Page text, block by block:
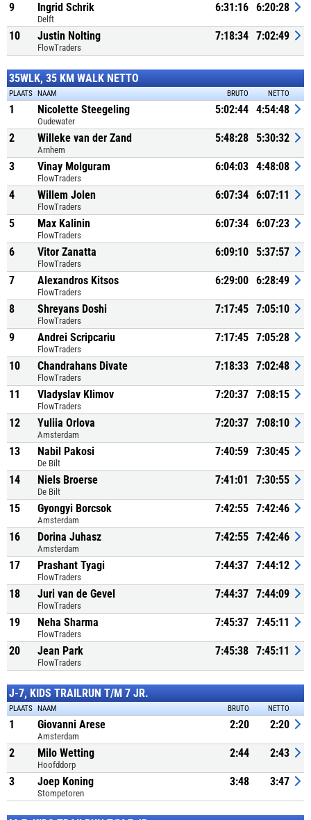
9 Ingrid Schrik
Delft
6:31:16 6:20:28
10 Justin Nolting
FlowTraders
7:18:34 7:02:49
35WLK, 35 KM WALK NETTO
PLAATS NAAM BRUTO NETTO
1 Nicolette Steegeling
Oudewater
5:02:44 4:54:48
2 Willeke van der Zand
Arnhem
5:48:28 5:30:32
3 Vinay Molguram
FlowTraders
6:04:03 4:48:08
4 Willem Jolen
FlowTraders
6:07:34 6:07:11
5 Max Kalinin
FlowTraders
6:07:34 6:07:23
6 Vitor Zanatta
FlowTraders
6:09:10 5:37:57
7 Alexandros Kitsos
FlowTraders
6:29:00 6:28:49
8 Shreyans Doshi
FlowTraders
7:17:45 7:05:10
9 Andrei Scripcariu
FlowTraders
7:17:45 7:05:28
10 Chandrahans Divate
FlowTraders
7:18:33 7:02:48
11 Vladyslav Klimov
FlowTraders
7:20:37 7:08:15
12 Yuliia Orlova
Amsterdam
7:20:37 7:08:10
13 Nabil Pakosi
De Bilt
7:40:59 7:30:45
14 Niels Broerse
De Bilt
7:41:01 7:30:55
15 Gyongyi Borcsok
Amsterdam
7:42:55 7:42:46
16 Dorina Juhasz
Amsterdam
7:42:55 7:42:46
17 Prashant Tyagi
FlowTraders
7:44:37 7:44:12
18 Juri van de Gevel
FlowTraders
7:44:37 7:44:09
19 Neha Sharma
FlowTraders
7:45:37 7:45:11
20 Jean Park
FlowTraders
7:45:38 7:45:11
J-7, KIDS TRAILRUN T/M 7 JR.
PLAATS NAAM BRUTO NETTO
1 Giovanni Arese
Amsterdam
2:20 2:20
2 Milo Wetting
Hoofddorp
2:44 2:43
3 Joep Koning
Stompetoren
3:48 3:47